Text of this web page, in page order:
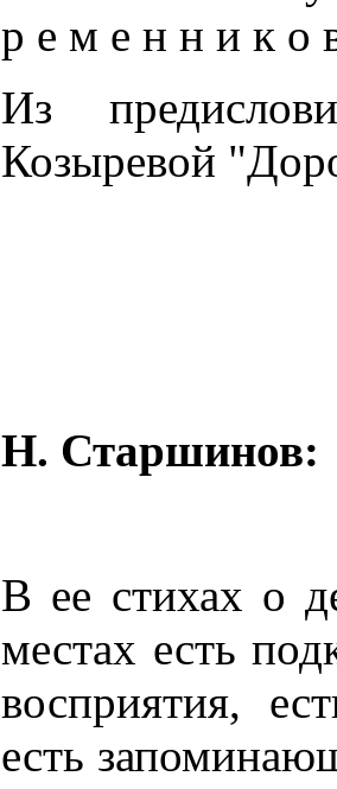
р е м е н н и к о
Из
Козыревой
Н. Старшинов:
В ее стихах о
местах есть
восприятия,
есть